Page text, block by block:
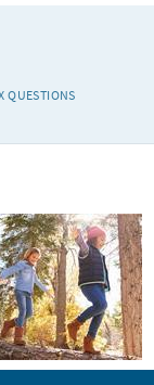
QUESTIONS